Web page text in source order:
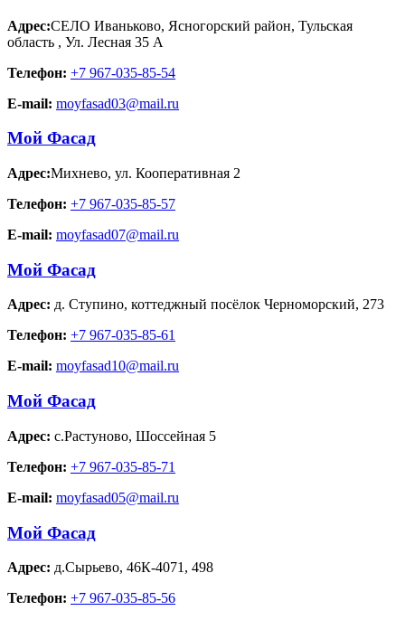
Адрес:СЕЛО Иваньково, Ясногорский район, Тульская
область , Ул. Лесная 35 А
Телефон: +7 967-035-85-54
E-mail: moyfasad03@mail.ru
Мой Фасад
Адрес:Михнево, ул. Кооперативная 2
Телефон: +7 967-035-85-57
E-mail: moyfasad07@mail.ru
Мой Фасад
Адрес: д. Ступино, коттеджный посёлок Черноморский, 273
Телефон: +7 967-035-85-61
E-mail: moyfasad10@mail.ru
Мой Фасад
Адрес: с.Растуново, Шоссейная 5
Телефон: +7 967-035-85-71
E-mail: moyfasad05@mail.ru
Мой Фасад
Адрес: д.Сырьево, 46К-4071, 498
Телефон: +7 967-035-85-56